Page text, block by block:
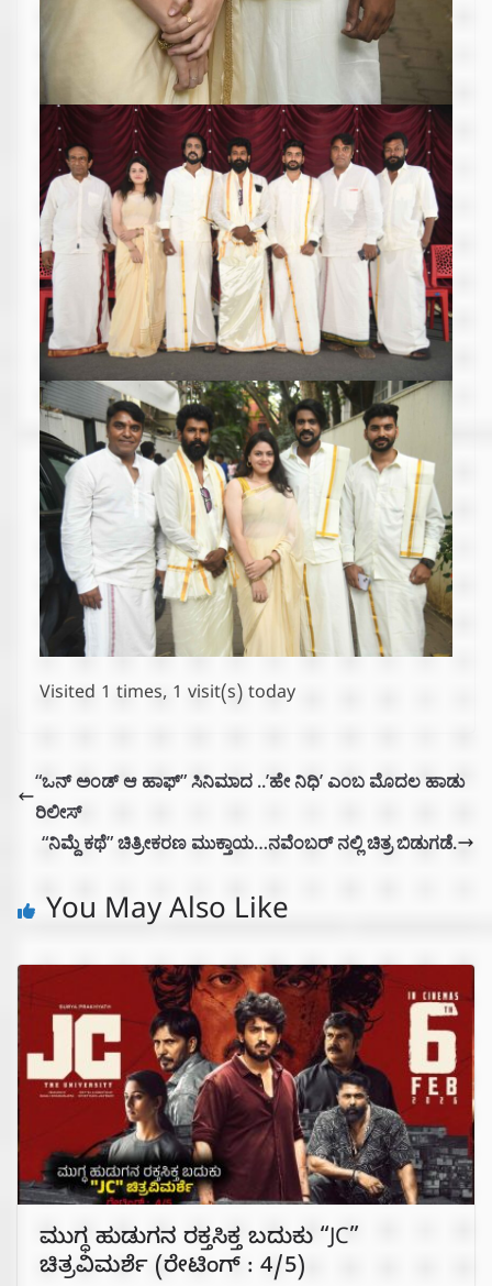
Visited 1 times, 1 visit(s) today
“ಒನ್ ಅಂಡ್ ಆ ಹಾಫ್” ಸಿನಿಮಾದ ..’ಹೇ ನಿಧಿ’ ಎಂಬ ಮೊದಲ ಹಾಡು
ರಿಲೀಸ್
“ನಿಮ್ದೆ ಕಥೆ” ಚಿತ್ರೀಕರಣ ಮುಕ್ತಾಯ…ನವೆಂಬರ್ ನಲ್ಲಿ ಚಿತ್ರ ಬಿಡುಗಡೆ.
You May Also Like
ಮುಗ್ಧ ಹುಡುಗನ ರಕ್ತಸಿಕ್ತ ಬದುಕು “JC”
ಚಿತ್ರವಿಮರ್ಶೆ (ರೇಟಿಂಗ್ : 4/5)